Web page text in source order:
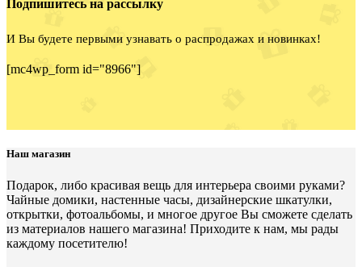
Подпишитесь на рассылку
И Вы будете первыми узнавать о распродажах и новинках!
[mc4wp_form id="8966"]
Наш магазин
Подарок, либо красивая вещь для интерьера своими руками?
Чайные домики, настенные часы, дизайнерские шкатулки,
открытки, фотоальбомы, и многое другое Вы сможете сделать
из материалов нашего магазина! Приходите к нам, мы рады
каждому посетителю!